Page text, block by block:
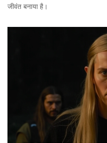
जीवंत बनाया है।